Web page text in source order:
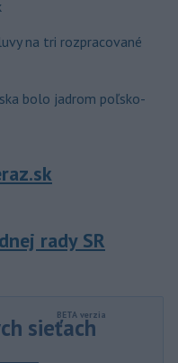
na tri rozpracované
bolo jadrom poľsko-
rady SR
sieťach